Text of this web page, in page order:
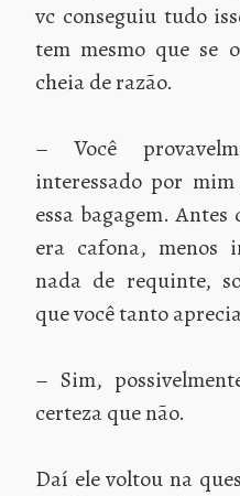
vc conseguiu tudo
tem mesmo que se
cheia de razão.
– Você
interessado por
essa bagagem.
era cafona, menos
nada de requinte,
que você tanto
– Sim,
certeza que não.
Daí ele voltou na